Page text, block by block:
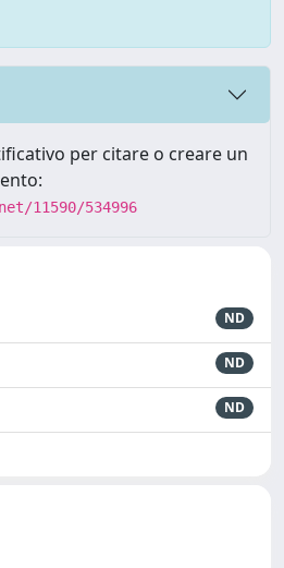
per citare o creare un
11590/534996
ND
ND
ND